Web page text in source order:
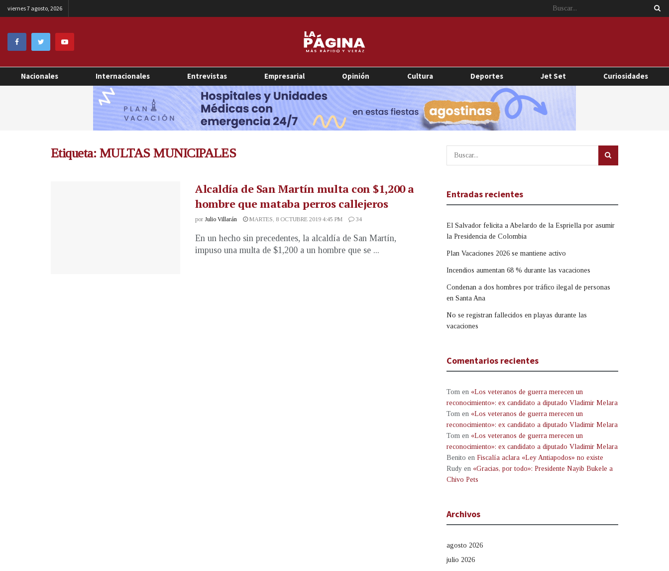
viernes 7 agosto, 2026
Nacionales Internacionales Entrevistas Empresarial Opinión Cultura Deportes Jet Set Curiosidades
Etiqueta: MULTAS MUNICIPALES
Alcaldía de San Martín multa con $1,200 a
hombre que mataba perros callejeros
por Julio Villarán MARTES, 8 OCTUBRE 2019 4:45 PM 34
En un hecho sin precedentes, la alcaldía de San Martín,
impuso una multa de $1,200 a un hombre que se ...
Entradas recientes
El Salvador felicita a Abelardo de la Espriella por asumir
la Presidencia de Colombia
Plan Vacaciones 2026 se mantiene activo
Incendios aumentan 68 % durante las vacaciones
Condenan a dos hombres por tráfico ilegal de personas
en Santa Ana
No se registran fallecidos en playas durante las
vacaciones
Comentarios recientes
Tom en «Los veteranos de guerra merecen un
reconocimiento»: ex candidato a diputado Vladimir Melara
Tom en «Los veteranos de guerra merecen un
reconocimiento»: ex candidato a diputado Vladimir Melara
Tom en «Los veteranos de guerra merecen un
reconocimiento»: ex candidato a diputado Vladimir Melara
Benito en Fiscalía aclara «Ley Antiapodos» no existe
Rudy en «Gracias, por todo»: Presidente Nayib Bukele a
Chivo Pets
Archivos
agosto 2026
julio 2026